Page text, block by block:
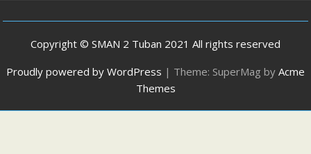
Copyright © SMAN 2 Tuban 2021 All rights reserved
Proudly powered by WordPress | Theme: SuperMag by Acme
Themes